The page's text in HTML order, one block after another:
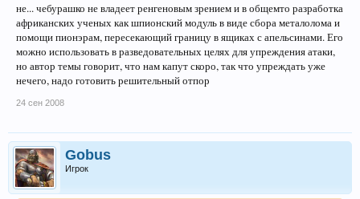
не... чебурашко не владеет ренгеновым зрением и в общемто разработка
африканских ученых как шпионский модуль в виде сбора металолома и
помощи пионэрам, пересекающий границу в ящиках с апельсинами. Его
можно использовать в разведовательных целях для упреждения атаки,
но автор темы говорит, что нам капут скоро, так что упреждать уже
нечего, надо готовить решительный отпор
24 сен 2008
Gobus
Игрок